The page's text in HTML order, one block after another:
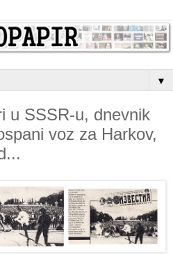
▼
u SSSR-u, dnevnik
voz za Harkov,